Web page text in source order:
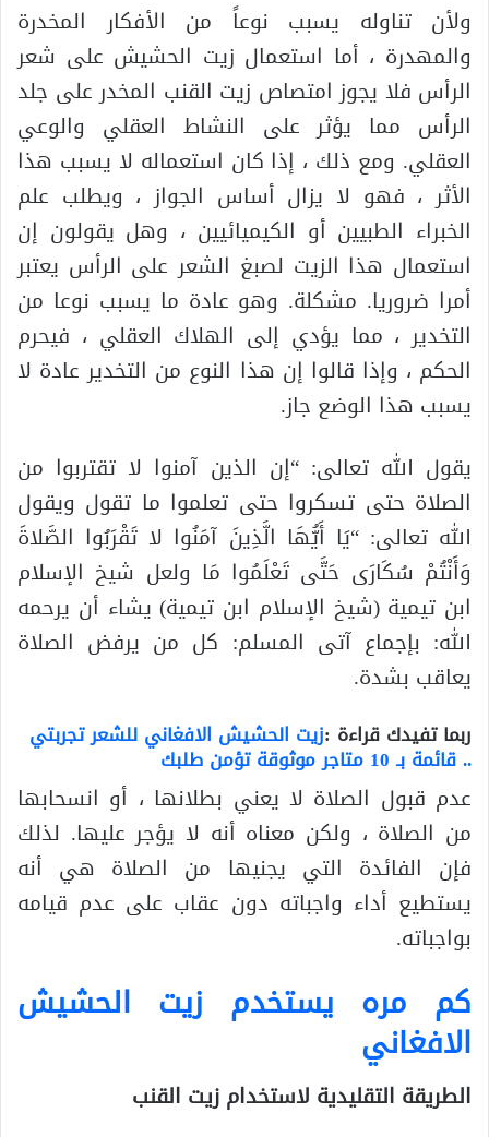
ولأن تناوله يسبب نوعاً من الأفكار المخدرة
والمهدرة ، أما استعمال زيت الحشيش على شعر
الرأس فلا يجوز امتصاص زيت القنب المخدر على جلد
الرأس مما يؤثر على النشاط العقلي والوعي
العقلي. ومع ذلك ، إذا كان استعماله لا يسبب هذا
الأثر ، فهو لا يزال أساس الجواز ، ويطلب علم
الخبراء الطبيين أو الكيميائيين ، وهل يقولون إن
استعمال هذا الزيت لصبغ الشعر على الرأس يعتبر
أمرا ضروريا. مشكلة. وهو عادة ما يسبب نوعا من
التخدير ، مما يؤدي إلى الهلاك العقلي ، فيحرم
الحكم ، وإذا قالوا إن هذا النوع من التخدير عادة لا
يسبب هذا الوضع جاز.
يقول الله تعالى: “إن الذين آمنوا لا تقتربوا من
الصلاة حتى تسكروا حتى تعلموا ما تقول ويقول
الله تعالى: “يَا أَيُّهَا الَّذِينَ آمَنُوا لا تَقْرَبُوا الصَّلاةَ
وَأَنْتُمْ سُكَارَى حَتَّى تَعْلَمُوا مَا ولعل شيخ الإسلام
ابن تيمية (شيخ الإسلام ابن تيمية) يشاء أن يرحمه
الله: بإجماع آتى المسلم: كل من يرفض الصلاة
يعاقب بشدة.
ربما تفيدك قراءة :زيت الحشيش الافغاني للشعر تجربتي
.. قائمة بـ 10 متاجر موثوقة تؤمن طلبك
عدم قبول الصلاة لا يعني بطلانها ، أو انسحابها
من الصلاة ، ولكن معناه أنه لا يؤجر عليها. لذلك
فإن الفائدة التي يجنيها من الصلاة هي أنه
يستطيع أداء واجباته دون عقاب على عدم قيامه
بواجباته.
كم مره يستخدم زيت الحشيش
الافغاني
الطريقة التقليدية لاستخدام زيت القنب